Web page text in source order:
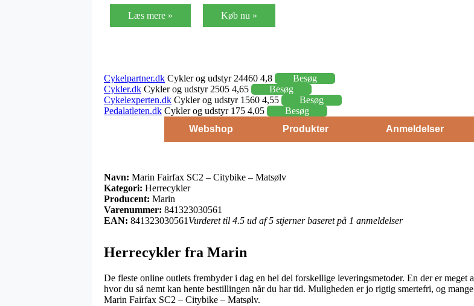
Læs mere » Køb nu »
Cykelpartner.dk Cykler og udstyr 24460 4,8
Besøg
Cykler.dk Cykler og udstyr 2505 4,65
Besøg
Cykelexperten.dk Cykler og udstyr 1560 4,55
Besøg
Pedalatleten.dk Cykler og udstyr 175 4,05
Besøg
Webshop
Produkter Anmeldelser
Navn: Marin Fairfax SC2 – Citybike – Matsølv
Kategori: Herrecykler
Producent: Marin
Varenummer: 841323030561
EAN: 841323030561 Vurderet til 4.5 ud af 5 stjerner baseret på 1 anmeldelser
Herrecykler fra Marin
De fleste online outlets frembyder i dag en hel del forskellige leveringsmetoder. En der er meget
hvor du så nemt kan hente bestillingen når du har tid. Muligheden er jo rigtig smertefri, og
Marin Fairfax SC2 – Citybike – Matsølv.